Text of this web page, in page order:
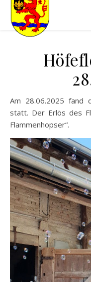
Am 28.06.2025 fand der 2. Höfeflohmarkt in Netzbach
statt. Der Erlös des
Flammenhopser“.